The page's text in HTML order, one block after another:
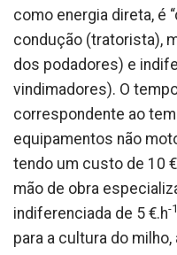
como energia direta, é
condução (tratorista),
dos podadores) e
vindimadores). O
correspondente ao
equipamentos não
tendo um custo de 10
mão de obra
indiferenciada de 5 €.h-1
para a cultura do